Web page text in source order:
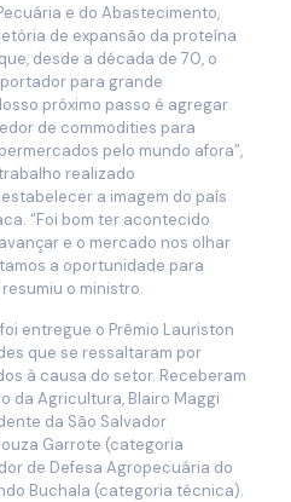
e do Abastecimento,
de expansão da proteína
desde a década de 70, o
para grande
próximo passo é agregar
de commodities para
pelo mundo afora”,
realizado
a imagem do país
“Foi bom ter acontecido
e o mercado nos olhar
a oportunidade para
o ministro.
entregue o Prêmio Lauriston
que se ressaltaram por
à causa do setor. Receberam
da Agricultura, Blairo Maggi
da São Salvador
Garrote (categoria
de Defesa Agropecuária do
Buchala (categoria técnica).